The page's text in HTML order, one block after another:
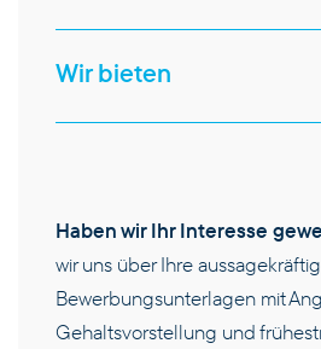
KARRIERE
Wir bieten
Haben wir Ihr Interesse
wir uns über Ihre
Bewerbungsunterlagen mit
Gehaltsvorstellung und